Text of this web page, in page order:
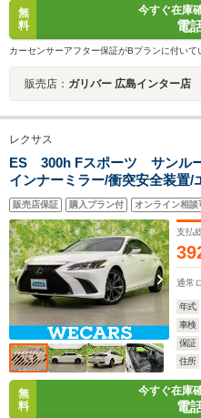
無
料
今すぐ在庫
電
カーセンサーアフター保証がBプランに付いて
販売店： ガリバー 広島インター店
レクサス
ES 300h Fスポーツ サンル
インナーミラー/衝突安全装置/
モニター/車線逸脱防止支援シ
ックドア/ドライブレコーダー
販売店保証 購入プラン付 オンライン相談
支払
通常
年式
車検
保証
住所
無
料
今すぐ在庫
電